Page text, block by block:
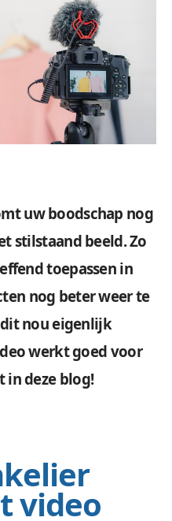
uw boodschap nog
stilstaand beeld. Zo
toepassen in
nog beter weer te
nou eigenlijk
werkt goed voor
in deze blog!
video